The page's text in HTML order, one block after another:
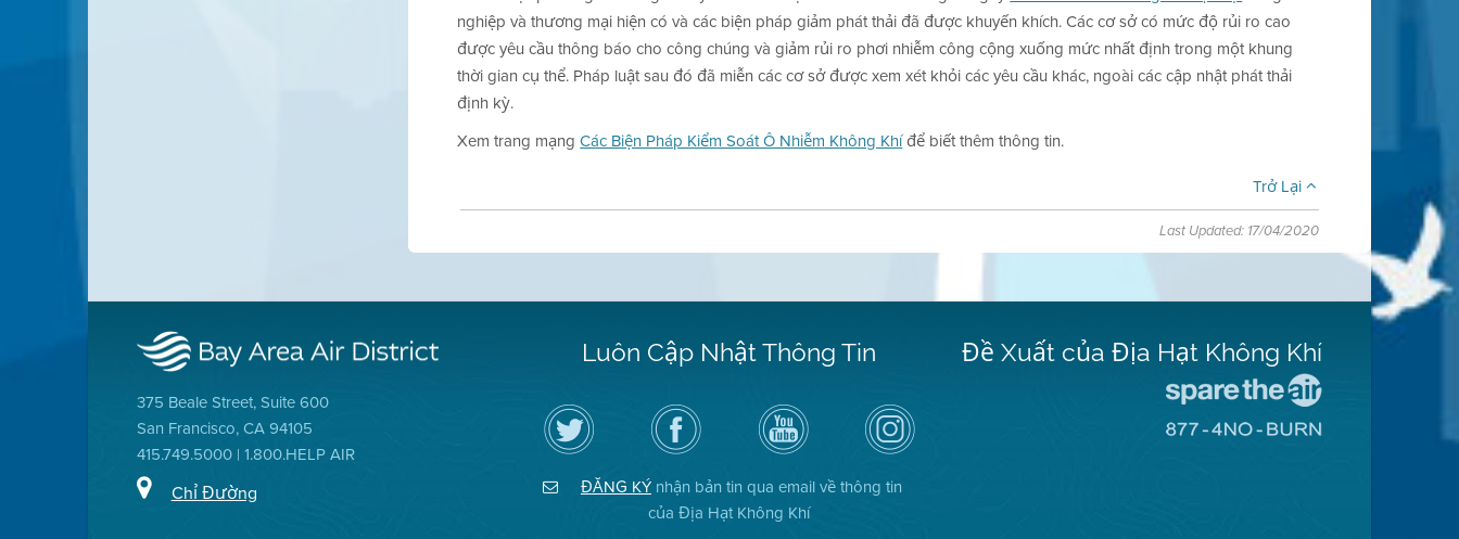
nghiệp và thương mại hiện có và các biện pháp giảm phát thải đã được khuyến khích. Các cơ sở có mức độ rủi ro cao
được yêu cầu thông báo cho công chúng và giảm rủi ro phơi nhiễm công cộng xuống mức nhất định trong một khung
thời gian cụ thể. Pháp luật sau đó đã miễn các cơ sở được xem xét khỏi các yêu cầu khác, ngoài các cập nhật phát thải
định kỳ.
Xem trang mạngCác Biện Pháp Kiểm Soát Ô Nhiễm Không Khíđể biết thêm thông tin.
Trở Lại
Last Updated: 17/04/2020
375 Beale Street, Suite 600
San Francisco, CA 94105
415.749.5000 | 1.800.HELP AIR
Chỉ Đường
Luôn Cập Nhật Thông Tin
Hãy
theo
dõi
Địa
Không
Truy
cập
Trang
Facebook
Địa
Hạt
Kênh
YouTube
của
Địa
Không
Air
District
on
Instagram
ĐĂNG KÝnhận bản tin qua email về thông tin
của Địa Hạt Không Khí
Đề Xuất của Địa Hạt Không Khí
Trang